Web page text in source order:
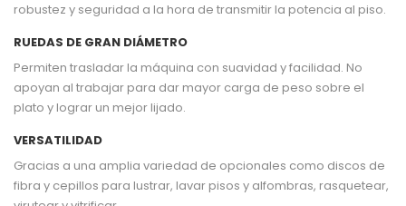
robustez y seguridad a la hora de transmitir la potencia al piso.
RUEDAS DE GRAN DIÁMETRO
Permiten trasladar la máquina con suavidad y facilidad. No
apoyan al trabajar para dar mayor carga de peso sobre el
plato y lograr un mejor lijado.
VERSATILIDAD
Gracias a una amplia variedad de opcionales como discos de
fibra y cepillos para lustrar, lavar pisos y alfombras, rasquetear,